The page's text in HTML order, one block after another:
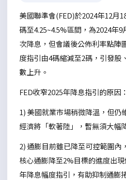
美國聯準會(FED)於2024年12月
碼至4.25~4.5%區間，為2024年
次降息，但會議後公佈利率點陣
度指引由4碼縮減至2碼，引發股
數上升。
FED收窄2025年降息指引的原因：
1) 美國就業市場稍微降溫，但仍
經濟將「軟著陸」，暫無須大幅
2) 通膨目前雖已降至可控範圍內
核心通膨降至2%目標的進度出
年降息幅度指引，有助抑制通膨